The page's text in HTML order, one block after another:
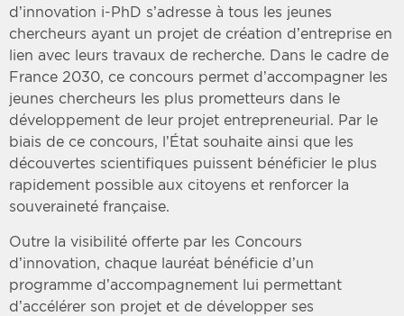
d’innovation i-PhD s’adresse à tous les jeunes
chercheurs ayant un projet de création d’entreprise en
lien avec leurs travaux de recherche. Dans le cadre de
France 2030, ce concours permet d’accompagner les
jeunes chercheurs les plus prometteurs dans le
développement de leur projet entrepreneurial. Par le
biais de ce concours, l’État souhaite ainsi que les
découvertes scientifiques puissent bénéficier le plus
rapidement possible aux citoyens et renforcer la
souveraineté française.
Outre la visibilité offerte par les Concours
d’innovation, chaque lauréat bénéficie d’un
programme d’accompagnement lui permettant
d’accélérer son projet et de développer ses